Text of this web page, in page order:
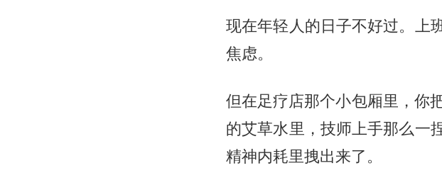
现在年轻人的日子不好过。上
焦虑。
但在足疗店那个小包厢里，你
的艾草水里，技师上手那么一
精神内耗里拽出来了。